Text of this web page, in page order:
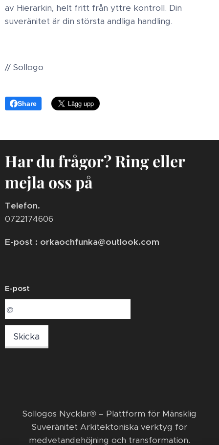
av Hierarkin, helt fritt från yttre kontroll. Din
suveränitet är din största andliga handling.
// Sollogo
Share
Har du frågor? Ring eller
mejla oss på
Telefon.
0722174606
E-post : orkaochfunka@outlook.com
E-post
Skicka
​Sollogos Nycklar® – Plattform för Mänsklig
Suveränitet Arkitektoniska verktyg för
medvetandehöjning och transformation. ​